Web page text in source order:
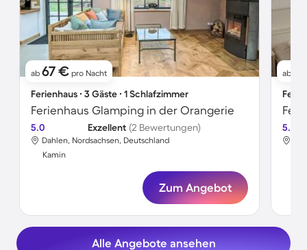
ab 67 € pro Nacht
Ferienhaus ∙ 3 Gäste ∙ 1 Schlafzimmer
Ferienhaus Glamping in der Orangerie
5.0 Exzellent (2 Bewertungen)
Dahlen, Nordsachsen, Deutschland
Kamin
Zum Angebot
ab
5.0
Alle Angebote ansehen